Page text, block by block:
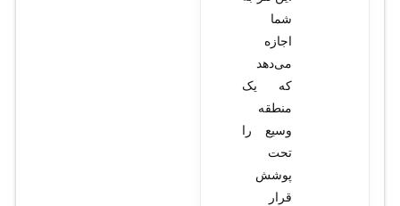
شما
اجازه
می‌دهد
که یک
منطقه
وسیع را
تحت
پوشش
قرار